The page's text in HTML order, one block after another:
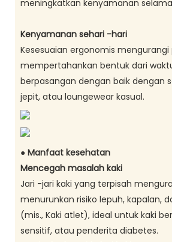
meningkatkan kenyamanan
Kenyamanan sehari -hari
Kesesuaian ergonomis
mempertahankan bentuk dari
berpasangan dengan baik dengan
jepit, atau loungewear kasual.
● Manfaat kesehatan
Mencegah masalah kaki
Jari -jari kaki yang terpisah
menurunkan risiko lepuh, kapalan,
(mis., Kaki atlet), ideal untuk kaki
sensitif, atau penderita diabetes.